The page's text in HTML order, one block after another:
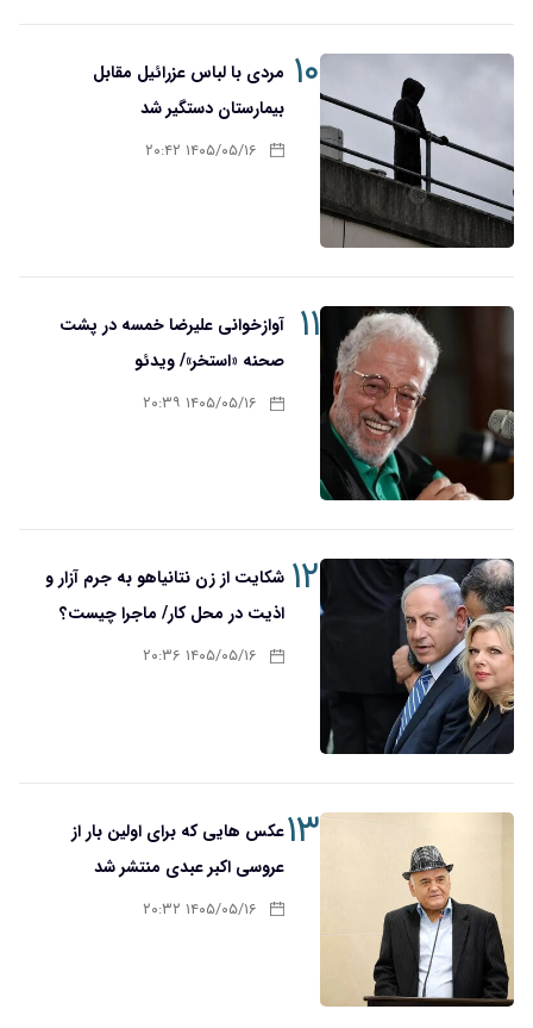
۱۰ مردی با لباس عزرائیل مقابل
بیمارستان دستگیر شد
۱۴۰۵/۰۵/۱۶ ۲۰:۴۲
۱۱
آوازخوانی علیرضا خمسه در پشت
صحنه «استخر»/ ویدئو
۱۴۰۵/۰۵/۱۶ ۲۰:۳۹
۱۲ شکایت از زن نتانیاهو به جرم آزار و
اذیت در محل کار/ ماجرا چیست؟
۱۴۰۵/۰۵/۱۶ ۲۰:۳۶
۱۳عکس هایی که برای اولین بار از
عروسی اکبر عبدی منتشر شد
۱۴۰۵/۰۵/۱۶ ۲۰:۳۲